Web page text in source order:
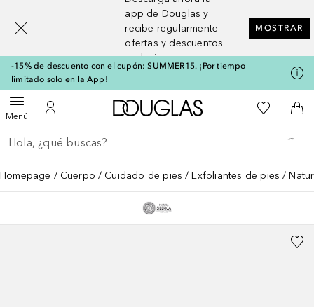
app de Douglas y
recibe regularmente
ofertas y descuentos
exclusivos
MOSTRAR
-15% de descuento con el cupón: SUMMER15. ¡Por tiempo
limitado solo en la App!
MenúAbrir menúMi cuenta
A Douglas HomeMi lista de
A
Regresar
Ejecutar búsqueda
Homepage Cuerpo Cuidado de pies Exfoliantes de pies
[navigation.slideout.screenreader]